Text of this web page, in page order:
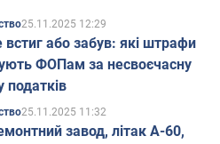
25.11.2025 12:29
встиг або забув: які штрафи
ФОПам за несвоєчасну
податків
25.11.2025 11:32
завод, літак А-60,